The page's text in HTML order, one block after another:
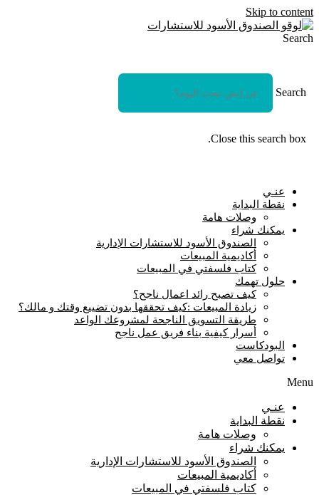
Skip to content
Search
Search
Close this search box.
عنـي
نقطة البداية
وصلات هامة
يمكنك شراء
الصندوق الأسود للاستشارات الإدارية
أكاديمية المبيعات
كتاب فلسفتي في المبيعات
حلول تهمك
كيف تصبح رائد اعمال ناجح؟
زيادة المبيعات :كيف تحققها بدون تضييع وقتك و مالك؟
طريقة التسويق الناجحة لمشروعك الواعد
أسرار كيفية بناء فريق عمل ناجح
البودكاست
تواصل معي
Menu
عنـي
نقطة البداية
وصلات هامة
يمكنك شراء
الصندوق الأسود للاستشارات الإدارية
أكاديمية المبيعات
كتاب فلسفتي في المبيعات